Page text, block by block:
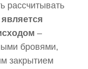
рассчитывать
–
бровями,
закрытием